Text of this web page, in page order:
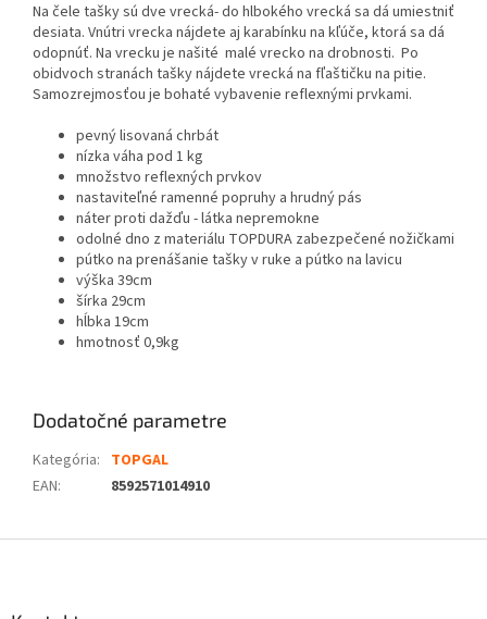
Na čele tašky sú dve vrecká- do hlbokého vrecká sa dá umiestniť
desiata. Vnútri vrecka nájdete aj karabínku na kľúče, ktorá sa dá
odopnúť. Na vrecku je našité malé vrecko na drobnosti. Po
obidvoch stranách tašky nájdete vrecká na fľaštičku na pitie.
Samozrejmosťou je bohaté vybavenie reflexnými prvkami.
pevný lisovaná chrbát
nízka váha pod 1 kg
množstvo reflexných prvkov
nastaviteľné ramenné popruhy a hrudný pás
náter proti dažďu - látka nepremokne
odolné dno z materiálu TOPDURA zabezpečené nožičkami
pútko na prenášanie tašky v ruke a pútko na lavicu
výška 39cm
šírka 29cm
hĺbka 19cm
hmotnosť 0,9kg
Dodatočné parametre
Kategória: TOPGAL
EAN: 8592571014910